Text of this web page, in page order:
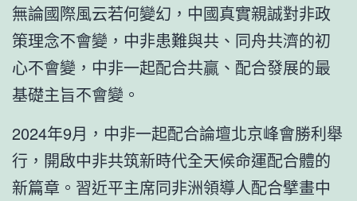
無論國際風云若何變幻，中國真實親誠對非政
策理念不會變，中非患難與共、同舟共濟的初
心不會變，中非一起配合共贏、配合發展的最
基礎主旨不會變。
2024年9月，中非一起配合論壇北京峰會勝利舉
行，開啟中非共筑新時代全天候命運配合體的
新篇章。習近平主席同非洲領導人配合擘畫中